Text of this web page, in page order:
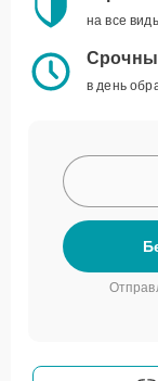
на все
в день